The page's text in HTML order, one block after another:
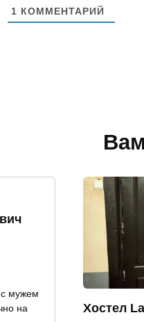
1 КОММЕНТАРИЙ
мужем
на
Хостел